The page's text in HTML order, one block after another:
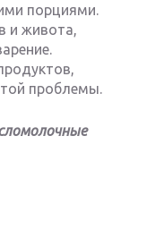
порциями.
и живота,
проблемы.